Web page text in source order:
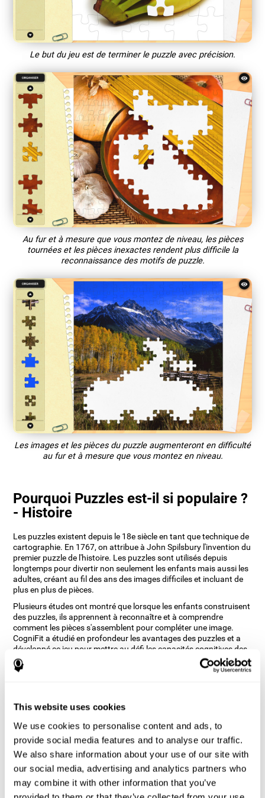
This website uses cookies
We use cookies to personalise content and ads, to
provide social media features and to analyse our traffic.
We also share information about your use of our site with
our social media, advertising and analytics partners who
may combine it with other information that you’ve
Le but du jeu est de terminer le puzzle avec précision.
Au fur et à mesure que vous montez de niveau, les pièces
tournées et les pièces inexactes rendent plus difficile la
reconnaissance des motifs de puzzle.
Les images et les pièces du puzzle augmenteront en difficulté
au fur et à mesure que vous montez en niveau.
Pourquoi Puzzles est-il si populaire ?
- Histoire
Les puzzles existent depuis le 18e siècle en tant que technique de
cartographie. En 1767, on attribue à John Spilsbury l'invention du
premier puzzle de l'histoire. Les puzzles sont utilisés depuis
longtemps pour divertir non seulement les enfants mais aussi les
adultes, créant au fil des ans des images difficiles et incluant de
plus en plus de pièces.
Plusieurs études ont montré que lorsque les enfants construisent
des puzzles, ils apprennent à reconnaître et à comprendre
comment les pièces s'assemblent pour compléter une image.
CogniFit a étudié en profondeur les avantages des puzzles et a
développé ce jeu pour mettre au défi les capacités cognitives des
enfants et des adultes, telles que le balayage visuel et la
perception spatiale, entre autres.
améliore-t-il mes capacités
Jouer à des jeux comme Puzzles de CogniFit stimule un schéma
d'activation neuronale spécifique. Le fait de jouer de façon
répétée et de s'entraîner constamment à ce schéma aide les
circuits neuronaux à se réorganiser et à récupérer les fonctions
cognitives affaiblies ou endommagées.